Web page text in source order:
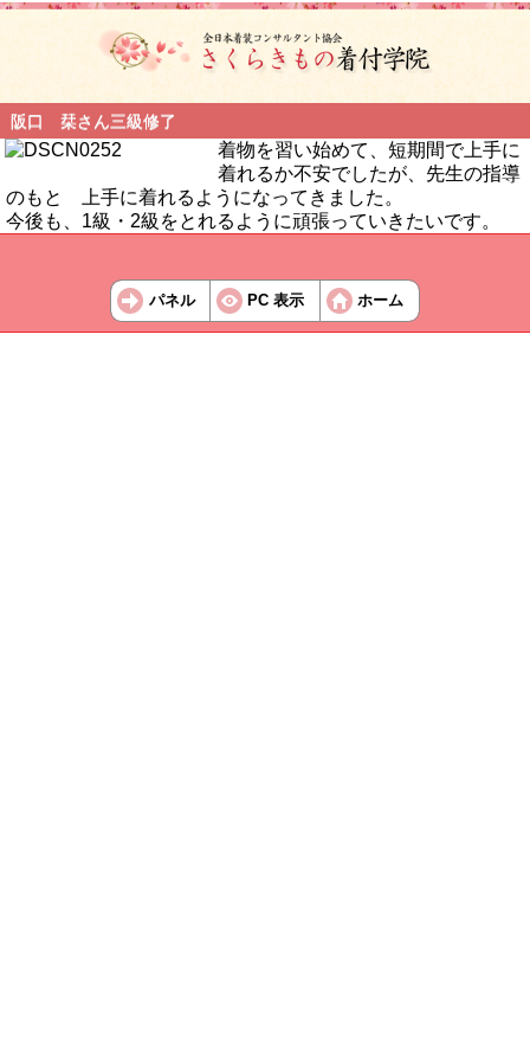
阪口 栞さん三級修了
着物を習い始めて、短期間で上手に
着れるか不安でしたが、先生の指導
のもと 上手に着れるようになってきました。
今後も、1級・2級をとれるように頑張っていきたいです。
パネル PC 表示 ホーム